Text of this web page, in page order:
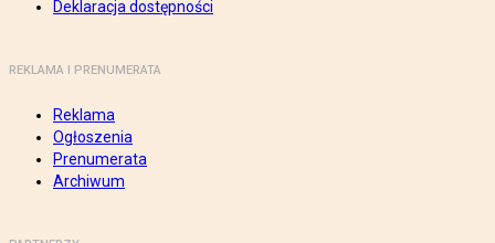
Deklaracja dostępności
REKLAMA I PRENUMERATA
Reklama
Ogłoszenia
Prenumerata
Archiwum